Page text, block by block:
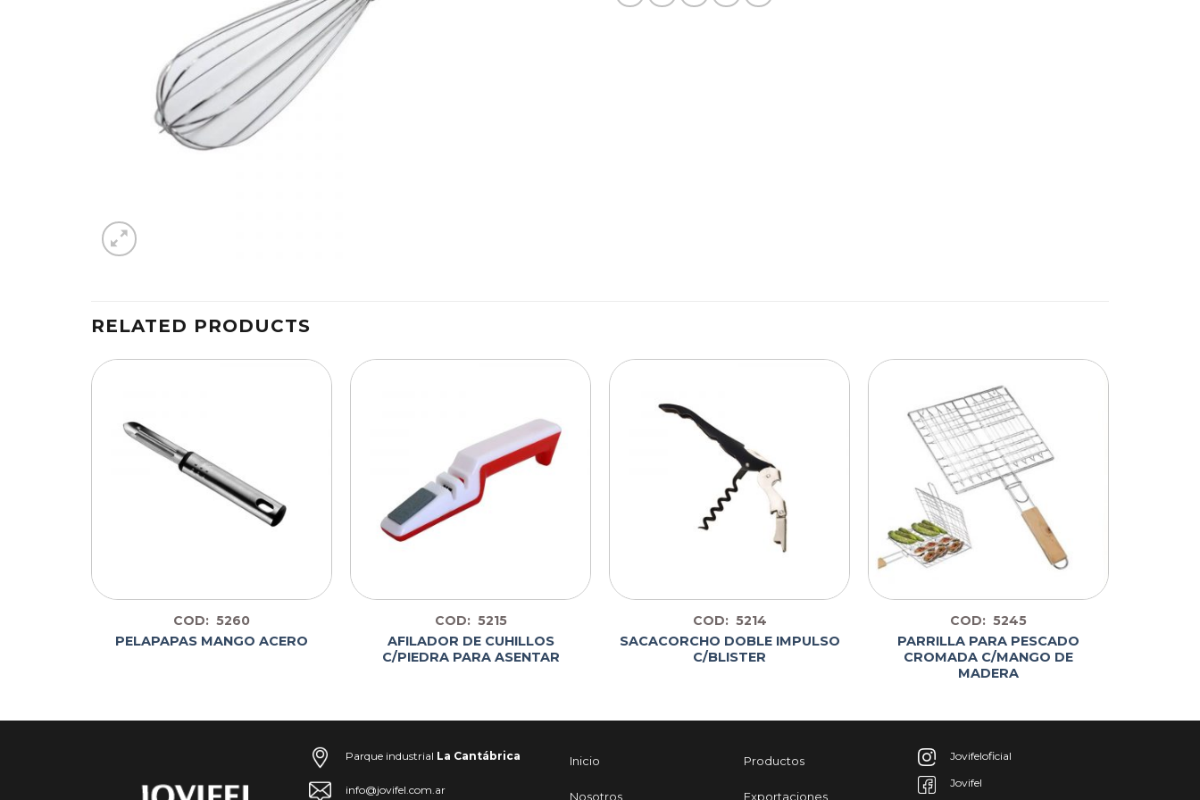
RELATED PRODUCTS
COD: 5260
PELAPAPAS MANGO ACERO
COD: 5215
AFILADOR DE CUHILLOS
C/PIEDRA PARA ASENTAR
COD: 5214
SACACORCHO DOBLE IMPULSO
C/BLISTER
COD: 5245
PARRILLA PARA PESCADO
CROMADA C/MANGO DE
MADERA
Parque industrial La Cantábrica
info@jovifel.com.ar
Inicio
Nosotros
Productos
Exportaciones
Jovifeloficial
Jovifel